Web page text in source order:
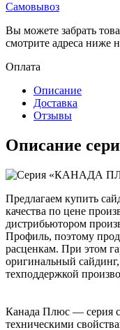
Самовывоз
Вы можете забрать
смотрите адреса ниже
Оплата
Описание
Доставка
Отзывы
Описание
Предлагаем купить
качества по цене
дистрибьютором
Профиль, поэтому
расценкам. При этом
оригинальный
техподдержкой
Канада Плюс — серия
техническими